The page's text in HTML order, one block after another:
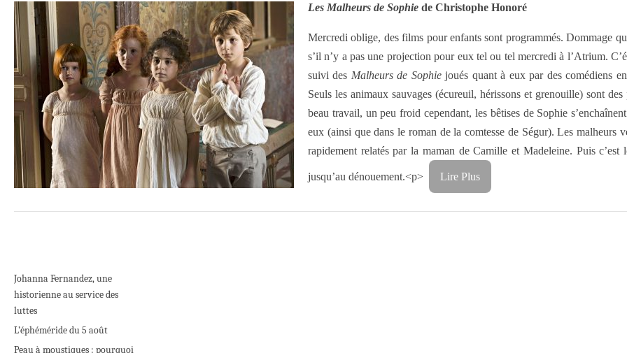
Les Malheurs de Sophie de Christophe Honoré
Mercredi oblige, des films pour enfants sont programmés. Dommage
s’il n’y a pas une projection pour eux tel ou tel mercredi à l’Atrium.
suivi des Malheurs de Sophiejoués quant à eux par des comédiens
Seuls les animaux sauvages (écureuil, hérissons et grenouille) sont
beau travail, un peu froid cependant, les bêtises de Sophie
eux (ainsi que dans le roman de la comtesse de Ségur). Les
rapidement relatés par la maman de Camille et Madeleine. Puis
jusqu’au dénouement.<p> Lire Plus
Johanna Fernandez, une
historienne au service des
luttes
L’éphéméride du 5 août
Peau à moustiques : pourquoi